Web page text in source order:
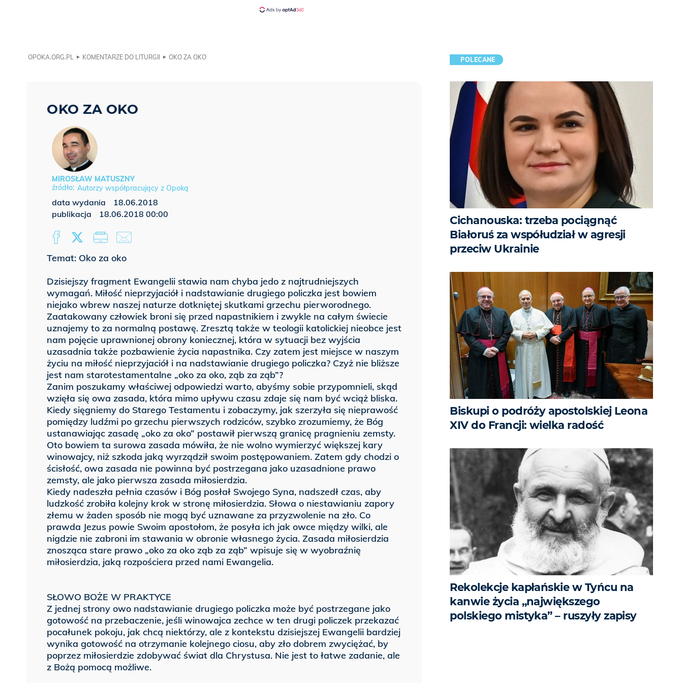
OPOKA.ORG.PL KOMENTARZE DO LITURGII OKO ZA OKO
OKO ZA OKO
Temat: Oko za oko
Dzisiejszy fragment Ewangelii stawia nam chyba jedo z najtrudniejszych
wymagań. Miłość nieprzyjaciół i nadstawianie drugiego policzka jest bowiem
niejako wbrew naszej naturze dotkniętej skutkami grzechu pierworodnego.
Zaatakowany człowiek broni się przed napastnikiem i zwykle na całym świecie
uznajemy to za normalną postawę. Zresztą także w teologii katolickiej nieobce jest
nam pojęcie uprawnionej obrony koniecznej, która w sytuacji bez wyjścia
uzasadnia także pozbawienie życia napastnika. Czy zatem jest miejsce w naszym
życiu na miłość nieprzyjaciół i na nadstawianie drugiego policzka? Czyż nie bliższe
jest nam starotestamentalne „oko za oko, ząb za ząb”?
Zanim poszukamy właściwej odpowiedzi warto, abyśmy sobie przypomnieli, skąd
wzięła się owa zasada, która mimo upływu czasu zdaje się nam być wciąż bliska.
Kiedy sięgniemy do Starego Testamentu i zobaczymy, jak szerzyła się nieprawość
pomiędzy ludźmi po grzechu pierwszych rodziców, szybko zrozumiemy, że Bóg
ustanawiając zasadę „oko za oko” postawił pierwszą granicę pragnieniu zemsty.
Oto bowiem ta surowa zasada mówiła, że nie wolno wymierzyć większej kary
winowajcy, niż szkoda jaką wyrządził swoim postępowaniem. Zatem gdy chodzi o
ścisłość, owa zasada nie powinna być postrzegana jako uzasadnione prawo
zemsty, ale jako pierwsza zasada miłosierdzia.
Kiedy nadeszła pełnia czasów i Bóg posłał Swojego Syna, nadszedł czas, aby
ludzkość zrobiła kolejny krok w stronę miłosierdzia. Słowa o niestawianiu zapory
złemu w żaden sposób nie mogą być uznawane za przyzwolenie na zło. Co
prawda Jezus powie Swoim apostołom, że posyła ich jak owce między wilki, ale
nigdzie nie zabroni im stawania w obronie własnego życia. Zasada miłosierdzia
znosząca stare prawo „oko za oko ząb za ząb” wpisuje się w wyobraźnię
miłosierdzia, jaką rozpościera przed nami Ewangelia.
SŁOWO BOŻE W PRAKTYCE
Z jednej strony owo nadstawianie drugiego policzka może być postrzegane jako
gotowość na przebaczenie, jeśli winowajca zechce w ten drugi policzek przekazać
pocałunek pokoju, jak chcą niektórzy, ale z kontekstu dzisiejszej Ewangelii bardziej
wynika gotowość na otrzymanie kolejnego ciosu, aby zło dobrem zwyciężać, by
poprzez miłosierdzie zdobywać świat dla Chrystusa. Nie jest to łatwe zadanie, ale
z Bożą pomocą możliwe.
MIROSŁAW MATUSZNY
Autorzy współpracujący z Opoką
data wydania
18.06.2018
publikacja
18.06.2018 00:00
POLECANE
Cichanouska: trzeba pociągnąć
Białoruś za współudział w agresji
przeciw Ukrainie
Biskupi o podróży apostolskiej Leona
XIV do Francji: wielka radość
Rekolekcje kapłańskie w Tyńcu na
kanwie życia „największego
polskiego mistyka” – ruszyły zapisy